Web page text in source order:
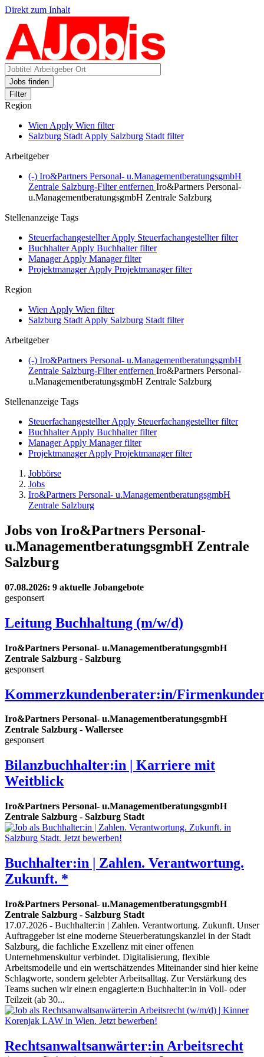
Direkt zum Inhalt
Jobs finden
Filter
Region
Wien Apply Wien filter
Salzburg Stadt Apply Salzburg Stadt filter
Arbeitgeber
(-) Iro&Partners Personal- u.ManagementberatungsgmbH
Zentrale Salzburg-Filter entfernen Iro&Partners Personal-
u.ManagementberatungsgmbH Zentrale Salzburg
Stellenanzeige Tags
SteuerfachangestellterApply Steuerfachangestellter filter
BuchhalterApply Buchhalter filter
ManagerApply Manager filter
ProjektmanagerApply Projektmanager filter
Region
Wien Apply Wien filter
Salzburg Stadt Apply Salzburg Stadt filter
Arbeitgeber
(-) Iro&Partners Personal- u.ManagementberatungsgmbH
Zentrale Salzburg-Filter entfernen Iro&Partners Personal-
u.ManagementberatungsgmbH Zentrale Salzburg
Stellenanzeige Tags
SteuerfachangestellterApply Steuerfachangestellter filter
BuchhalterApply Buchhalter filter
ManagerApply Manager filter
ProjektmanagerApply Projektmanager filter
Jobbörse
Jobs
Iro&Partners Personal- u.ManagementberatungsgmbH
Zentrale Salzburg
Jobs von Iro&Partners Personal-
u.ManagementberatungsgmbH Zentrale
Salzburg
07.08.2026: 9 aktuelle Jobangebote
gesponsert
Leitung Buchhaltung (m/w/d)
Iro&Partners Personal- u.ManagementberatungsgmbH
Zentrale Salzburg - Salzburg
gesponsert
Kommerzkundenberater:in/
Iro&Partners Personal- u.ManagementberatungsgmbH
Zentrale Salzburg - Wallersee
gesponsert
Bilanzbuchhalter:in | Karriere mit
Weitblick
Iro&Partners Personal- u.ManagementberatungsgmbH
Zentrale Salzburg - Salzburg Stadt
Buchhalter:in | Zahlen. Verantwortung.
Zukunft. *
Iro&Partners Personal- u.ManagementberatungsgmbH
Zentrale Salzburg - Salzburg Stadt
17.07.2026 - Buchhalter:in | Zahlen. Verantwortung. Zukunft. Unser
Auftraggeber ist eine moderne Steuerberatungskanzlei in der Stadt
Salzburg, die fachliche Exzellenz mit einer offenen
Unternehmenskultur verbindet. Digitalisierung, flexible
Arbeitsmodelle und ein wertschätzendes Miteinander sind hier keine
Schlagworte, sondern gelebter Arbeitsalltag. Zur Verstärkung des
Teams suchen wir eine:n engagierte:n Buchhalter:in in Voll- oder
Teilzeit (ab 30...
Rechtsanwaltsanwärter:in Arbeitsrecht